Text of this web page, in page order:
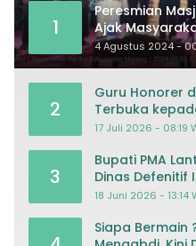
1
Peresmian
Ajak
Masjid
4 Agustus 2024 -
2
Guru Honorer
Terbuka
Mohon
17 Juli 2026 - 08:19
3
Bupati PMA
Dinas Defenitif
18 Juni 2026 - 13:14
Siapa Bermain